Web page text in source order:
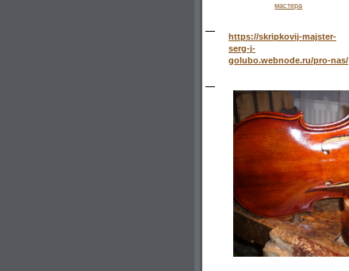
мастера
https://skripkovij-majster-
serg-j-
golubo.webnode.ru/pro-nas/